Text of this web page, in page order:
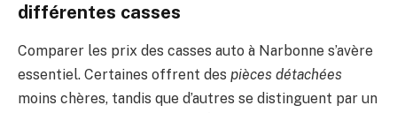
différentes casses
Comparer les prix des casses auto à Narbonne s’avère
essentiel. Certaines offrent des pièces détachées
moins chères, tandis que d’autres se distinguent par un